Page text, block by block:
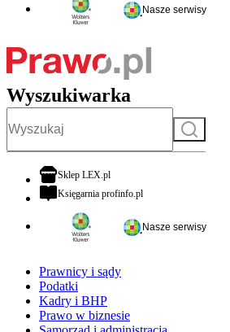
Nasze serwisy
Wyszukiwarka
Szukaj
Sklep LEX.plotwiera się w nowej karcie
Księgarnia profinfo.plotwiera się w nowej
Nasze serwisy
Prawnicy i sądy
Podatki
Kadry i BHP
Prawo w biznesie